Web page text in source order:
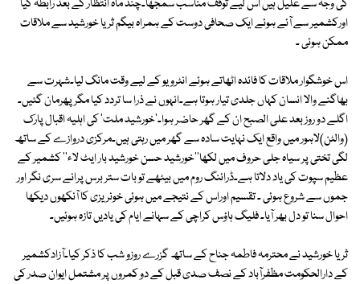
کی وجہ سے علیل ہیں اس لیے توقف مناسب سمجھا۔چند ماہ انتظار کے بعد رابطہ کیا
اورکشمیر سے آئے ہوئے ایک صحافی دوست کے ہمراہ بیگم ثریا خورشید سے ملاقات
ممکن ہوئی ۔
اس خوشگوار ملاقات کا فائدہ اٹھاتے ہوئے انٹرویو کے لیے وقت مانگ لیا۔شہرت سے
بھاگنے والا انسان کہاں جلدی تیار ہوتا ہے۔انہوں نے ذرا سا تردد کیا مگر پھرمان گئیں۔
اگلے دو روز بعد علی الصبح ان کے گھر حاضر ہوا۔'خورشید ملت' کی اہلیہ اقبال پارک
(والٹن)لاہور میں واقع ایک نہایت سادہ سے گھر میں رہتی ہیں۔مرکزی دروازے کے ساتھ
لگی تختی پر سیاہ جلی حروف میں لکھا''خورشید حسن خورشید بار ایٹ لاء'' کشمیر کے
عظیم سپوت کی یاد دلاتا ہے۔ڈرائنگ روم میں بیٹھے تو بات ستر برس پرانے سری نگر اور
جموں سے شروع ہوئی ۔ تقسیم اوراس کے نتیجے میں ہوئی خونریزی کا آنکھوں دیکھا
احوال سنا تو دل بھر آیا۔ فلیگ ہاؤس کراچی کے سہانے ایام کی یادیں تازہ ہوئیں۔
ثریا خورشید نے محترمہ فاطمہ جناح کے ساتھ گزرے روزو شب کا ذکر کیا۔آزادکشمیر
کے دارالحکومت مظفرآباد کے نصف صدی قبل کے دو کمروں پر مشتمل ایوان صدر کی